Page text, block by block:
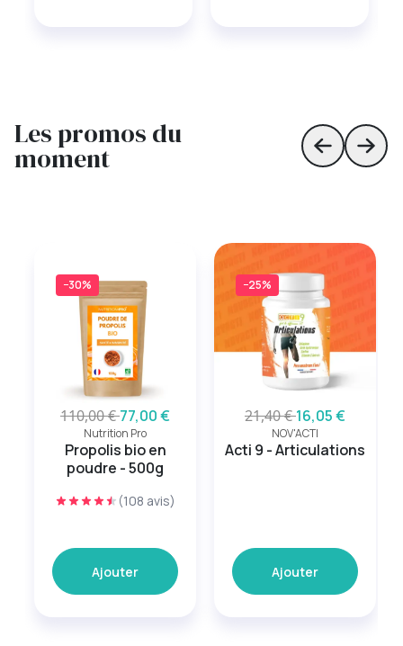
Les promos du
moment Skip toSkip
−30%
110,00 €77,00 €
Nutrition Pro
Propolis bio en
poudre - 500g
(108 avis)
Ajouter
−25%
21,40 €16,05 €
NOV'ACTI
Acti 9 - Articulations
Ajouter